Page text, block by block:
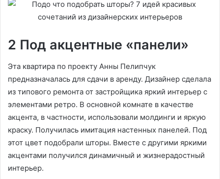
2 Под акцентные «панели»
Эта квартира по проекту Анны Пелипчук
предназначалась для сдачи в аренду. Дизайнер сделала
из типового ремонта от застройщика яркий интерьер с
элементами ретро. В основной комнате в качестве
акцента, в частности, использовали молдинги и яркую
краску. Получилась имитация настенных панелей. Под
этот цвет подобрали шторы. Вместе с другими яркими
акцентами получился динамичный и жизнерадостный
интерьер.